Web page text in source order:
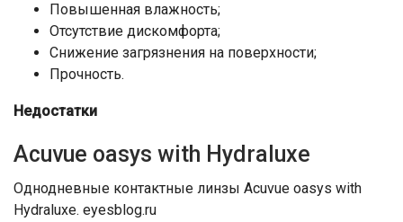
Повышенная влажность;
Отсутствие дискомфорта;
Снижение загрязнения на поверхности;
Прочность.
Недостатки
Acuvue oasys with Hydraluxe
Однодневные контактные линзы Acuvue oasys with
Hydraluxe. eyesblog.ru